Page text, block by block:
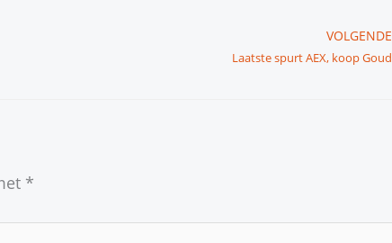
VOLGENDE
Laatste spurt AEX, koop Goud
*